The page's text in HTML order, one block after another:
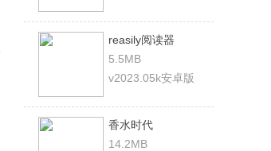
reasily阅读器
5.5MB
v2023.05k安卓版
香水时代
14.2MB